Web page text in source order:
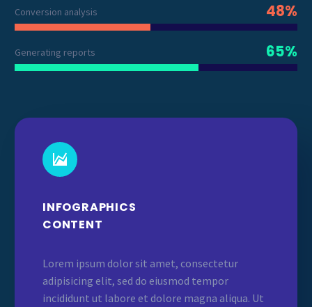
Conversion analysis 48%
Generating reports 65%


INFOGRAPHICS
CONTENT
Lorem ipsum dolor sit amet, consectetur
adipisicing elit, sed do eiusmod tempor
incididunt ut labore et dolore magna aliqua. Ut